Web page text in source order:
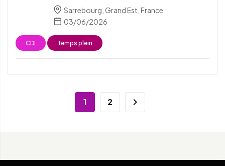
Sarrebourg, Grand Est, France
03/06/2026
CDI Temps plein
1 2